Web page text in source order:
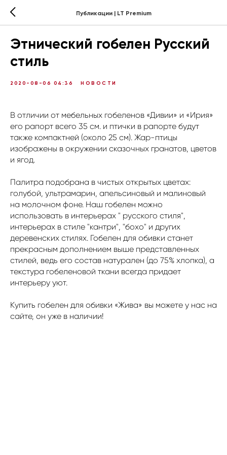
Публикации | LT Premium
Этнический гобелен Русский
стиль
2020-08-06 04:36 НОВОСТИ
В отличии от мебельных гобеленов «Дивии» и «Ирия»
его рапорт всего 35 см. и птички в рапорте будут
также компактней (около 25 см). Жар-птицы
изображены в окружении сказочных гранатов, цветов
и ягод.
Палитра подобрана в чистых открытых цветах:
голубой, ультрамарин, апельсиновый и малиновый
на молочном фоне. Наш гобелен можно
использовать в интерьерах " русского стиля",
интерьерах в стиле "кантри", "бохо" и других
деревенских стилях. Гобелен для обивки станет
прекрасным дополнением выше представленных
стилей, ведь его состав натурален (до 75% хлопка), а
текстура гобеленовой ткани всегда придает
интерьеру уют.
Купить гобелен для обивки «Жива» вы можете у нас на
сайте, он уже в наличии!